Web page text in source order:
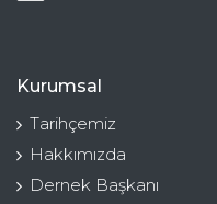
Kurumsal
Tarihçemiz
Hakkımızda
Dernek Başkanı